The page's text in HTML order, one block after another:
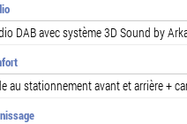
DAB avec système 3D Sound by
au stationnement avant et arrière +